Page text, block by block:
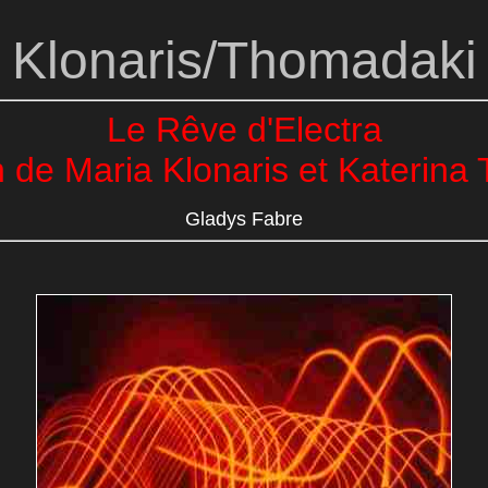
Klonaris/Thomadaki
Le Rêve d'Electra
de Maria Klonaris et Katerina
Gladys Fabre